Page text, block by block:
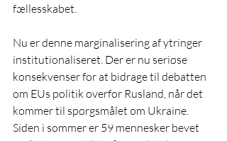
fællesskabet.
Nu er denne marginalisering af ytringer
institutionaliseret. Der er nu seriøse
konsekvenser for at bidrage til debatten
om EUs politik overfor Rusland, når det
kommer til spørgsmålet om Ukraine.
Siden i sommer er 59 mennesker bevet